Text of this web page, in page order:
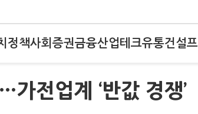
정책사회 증권금융산업테크유통건설
가전업계 ‘반값 경쟁’